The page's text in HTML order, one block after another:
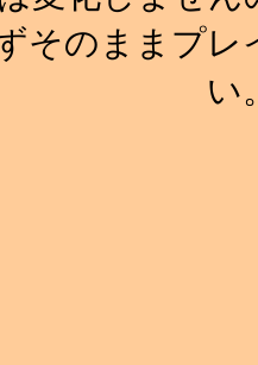
そのままプ
い